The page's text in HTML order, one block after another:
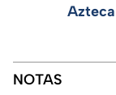
NOTAS